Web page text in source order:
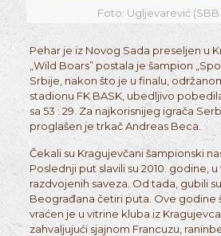
Foto: Ugljevarević
Pehar je iz Novog Sada preseljen u
„Wild Boars” postala je šampion
Srbije, nakon što je u finalu,
stadionu FK BASK, ubedljivo
sa 53 : 29. Za najkorisnijeg igrača
proglašen je trkač Andreas Beca.
Čekali su Kragujevčani šampionski
Poslednji put slavili su 2010. godine,
razdvojenih saveza. Od tada, gubili
Beograđana četiri puta. Ove godine
vraćen je u vitrine kluba iz
zahvaljujući sjajnom Francuzu,